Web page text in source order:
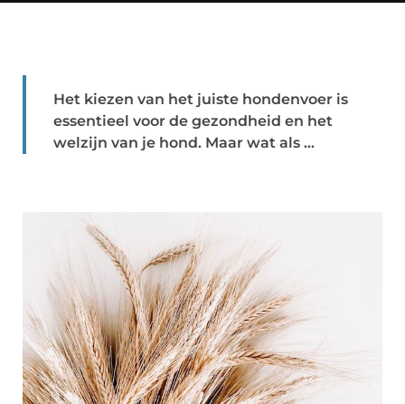
Het kiezen van het juiste hondenvoer is
essentieel voor de gezondheid en het
welzijn van je hond. Maar wat als ...